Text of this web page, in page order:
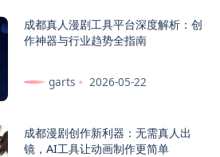
成都真人漫剧工具平台深度解析：创
作神器与行业趋势全指南
garts 2026-05-22
成都漫剧创作新利器：无需真人出
镜，AI工具让动画制作更简单